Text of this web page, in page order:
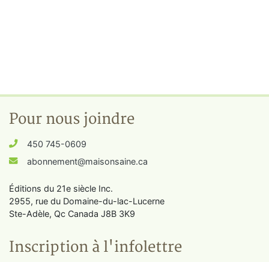
Pour nous joindre
450 745-0609
abonnement@maisonsaine.ca
Éditions du 21e siècle Inc.
2955, rue du Domaine-du-lac-Lucerne
Ste-Adèle, Qc Canada J8B 3K9
Inscription à l'infolettre